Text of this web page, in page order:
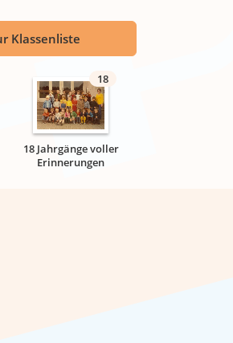
Klassenliste
18
18 Jahrgänge voller
Erinnerungen